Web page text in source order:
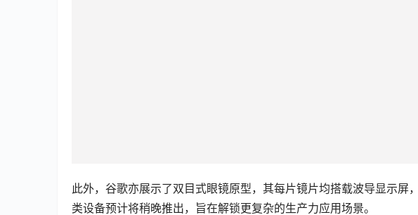
此外，谷歌亦展示了双目式眼镜原型，其每片镜片均搭载波导显示屏
类设备预计将稍晚推出，旨在解锁更复杂的生产力应用场景。